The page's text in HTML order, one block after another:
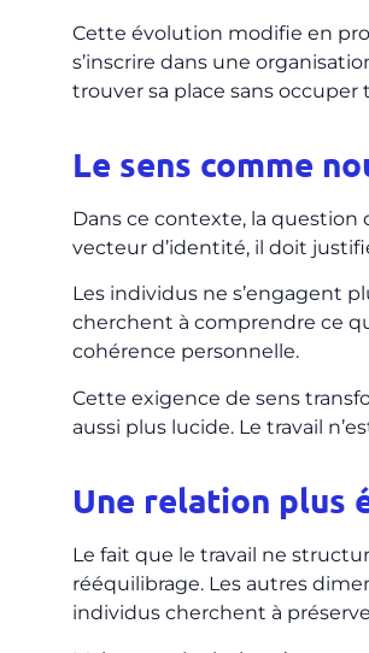
Cette évolution modifie en
s’inscrire dans une
trouver sa place sans occuper
Le sens comme
Dans ce contexte, la question
vecteur d’identité, il doit
Les individus ne s’engagent
cherchent à comprendre ce
cohérence personnelle.
Cette exigence de sens
aussi plus lucide. Le travail
Une relation plus
Le fait que le travail ne
rééquilibrage. Les autres
individus cherchent à